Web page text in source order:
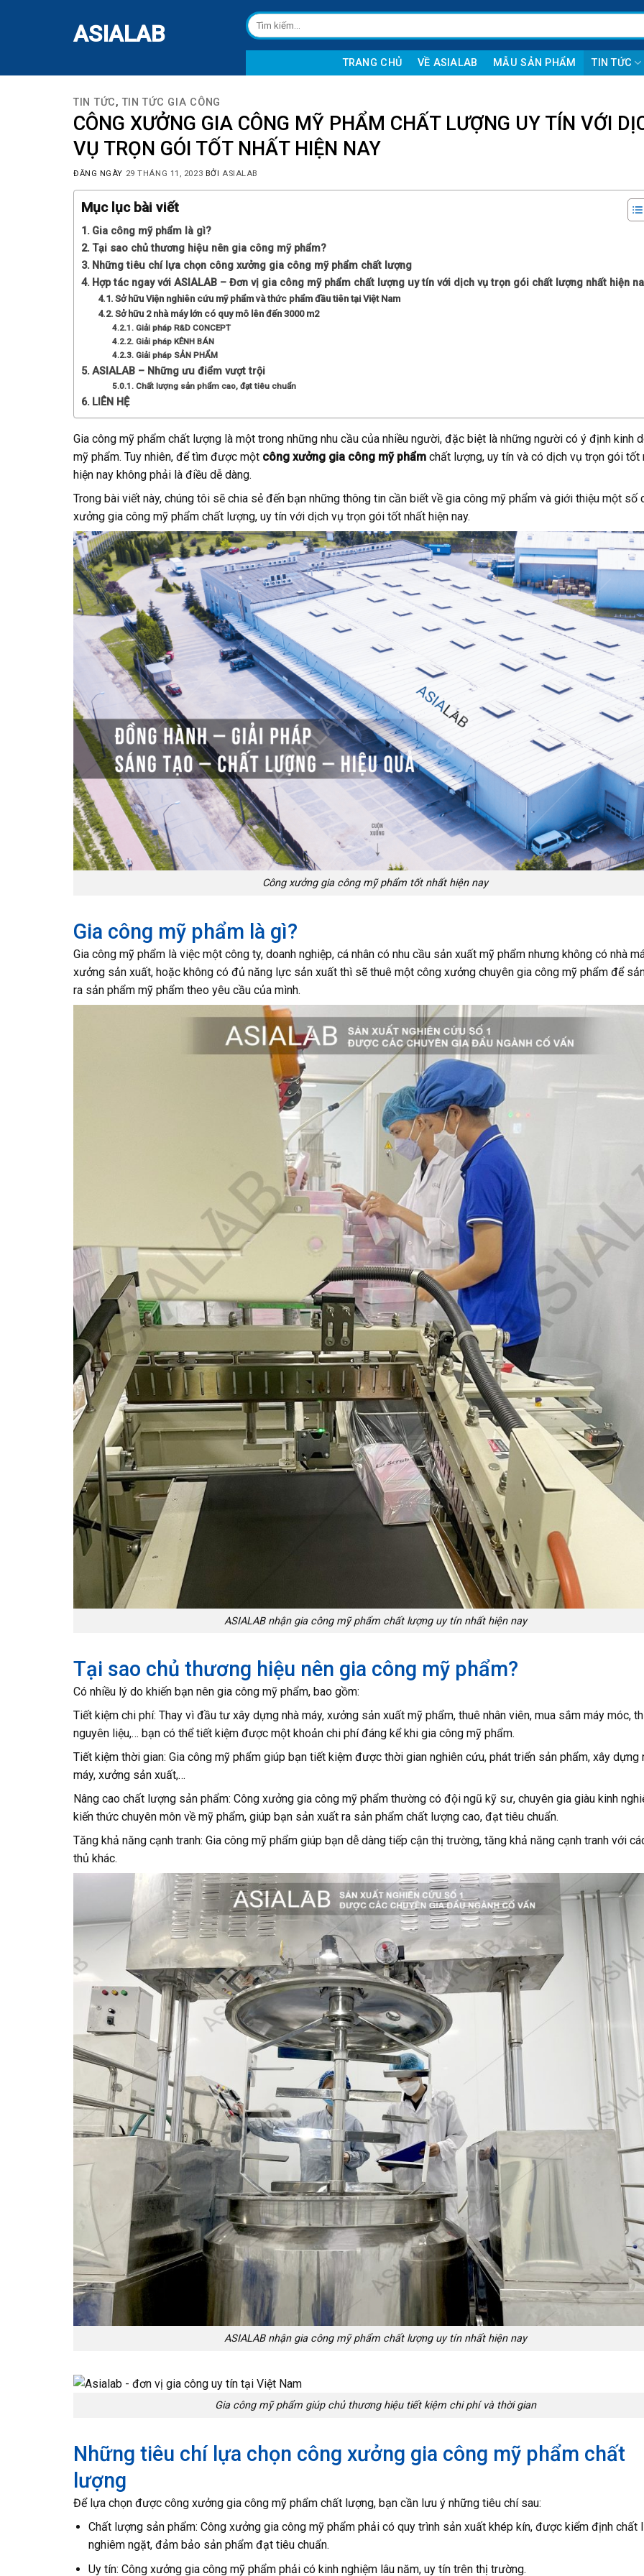
ASIALAB
Tìm
kiếm:
TRANG CHỦ VỀ ASIALAB MẪU SẢN PHẨM TIN TỨC
TIN TỨC,TIN TỨC GIA CÔNG
CÔNG XƯỞNG GIA CÔNG MỸ PHẨM CHẤT LƯỢNG UY TÍN VỚI
VỤ TRỌN GÓI TỐT NHẤT HIỆN NAY
ĐĂNG NGÀY 29 THÁNG 11, 2023 BỞI ASIALAB
Mục lục bài viết
Gia công mỹ phẩm là gì?
Tại sao chủ thương hiệu nên gia công mỹ phẩm?
Những tiêu chí lựa chọn công xưởng gia công mỹ phẩm chất lượng
Hợp tác ngay với ASIALAB – Đơn vị gia công mỹ phẩm chất lượng uy tín với dịch vụ trọn gói chất lượng nhất hiện
Sở hữu Viện nghiên cứu mỹ phẩm và thức phẩm đầu tiên tại Việt Nam
Sở hữu 2 nhà máy lớn có quy mô lên đến 3000 m2
Giải pháp R&D CONCEPT
Giải pháp KÊNH BÁN
Giải pháp SẢN PHẨM
ASIALAB – Những ưu điểm vượt trội
Chất lượng sản phẩm cao, đạt tiêu chuẩn
LIÊN HỆ
Gia công mỹ phẩm chất lượng là một trong những nhu cầu của nhiều người, đặc biệt là những người có ý định kinh
mỹ phẩm. Tuy nhiên, để tìm được một công xưởng gia công mỹ phẩm chất lượng, uy tín và có dịch vụ trọn gói tốt
hiện nay không phải là điều dễ dàng.
Trong bài viết này, chúng tôi sẽ chia sẻ đến bạn những thông tin cần biết về gia công mỹ phẩm và giới thiệu một số
xưởng gia công mỹ phẩm chất lượng, uy tín với dịch vụ trọn gói tốt nhất hiện nay.
Công xưởng gia công mỹ phẩm tốt nhất hiện nay
Gia công mỹ phẩm là gì?
Gia công mỹ phẩm là việc một công ty, doanh nghiệp, cá nhân có nhu cầu sản xuất mỹ phẩm nhưng không có nhà
xưởng sản xuất, hoặc không có đủ năng lực sản xuất thì sẽ thuê một công xưởng chuyên gia công mỹ phẩm để
ra sản phẩm mỹ phẩm theo yêu cầu của mình.
ASIALAB nhận gia công mỹ phẩm chất lượng uy tín nhất hiện nay
Tại sao chủ thương hiệu nên gia công mỹ phẩm?
Có nhiều lý do khiến bạn nên gia công mỹ phẩm, bao gồm:
Tiết kiệm chi phí: Thay vì đầu tư xây dựng nhà máy, xưởng sản xuất mỹ phẩm, thuê nhân viên, mua sắm máy móc,
nguyên liệu,… bạn có thể tiết kiệm được một khoản chi phí đáng kể khi gia công mỹ phẩm.
Tiết kiệm thời gian: Gia công mỹ phẩm giúp bạn tiết kiệm được thời gian nghiên cứu, phát triển sản phẩm, xây dựng
máy, xưởng sản xuất,…
Nâng cao chất lượng sản phẩm: Công xưởng gia công mỹ phẩm thường có đội ngũ kỹ sư, chuyên gia giàu kinh
kiến thức chuyên môn về mỹ phẩm, giúp bạn sản xuất ra sản phẩm chất lượng cao, đạt tiêu chuẩn.
Tăng khả năng cạnh tranh: Gia công mỹ phẩm giúp bạn dễ dàng tiếp cận thị trường, tăng khả năng cạnh tranh với
thủ khác.
ASIALAB nhận gia công mỹ phẩm chất lượng uy tín nhất hiện nay
Gia công mỹ phẩm giúp chủ thương hiệu tiết kiệm chi phí và thời gian
Những tiêu chí lựa chọn công xưởng gia công mỹ phẩm chất
lượng
Để lựa chọn được công xưởng gia công mỹ phẩm chất lượng, bạn cần lưu ý những tiêu chí sau:
Chất lượng sản phẩm: Công xưởng gia công mỹ phẩm phải có quy trình sản xuất khép kín, được kiểm định chất
nghiêm ngặt, đảm bảo sản phẩm đạt tiêu chuẩn.
Uy tín: Công xưởng gia công mỹ phẩm phải có kinh nghiệm lâu năm, uy tín trên thị trường.